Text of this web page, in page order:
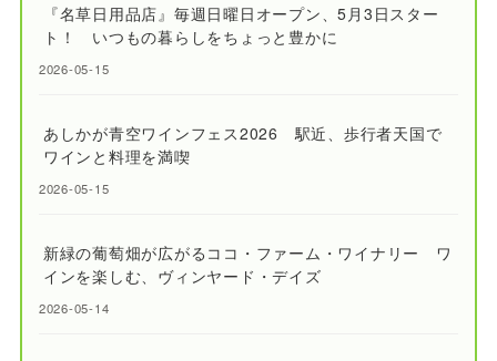
『名草日用品店』毎週日曜日オープン、5月3日スター
ト！ いつもの暮らしをちょっと豊かに
2026-05-15
あしかが青空ワインフェス2026 駅近、歩行者天国で
ワインと料理を満喫
2026-05-15
新緑の葡萄畑が広がるココ・ファーム・ワイナリー ワ
インを楽しむ、ヴィンヤード・デイズ
2026-05-14